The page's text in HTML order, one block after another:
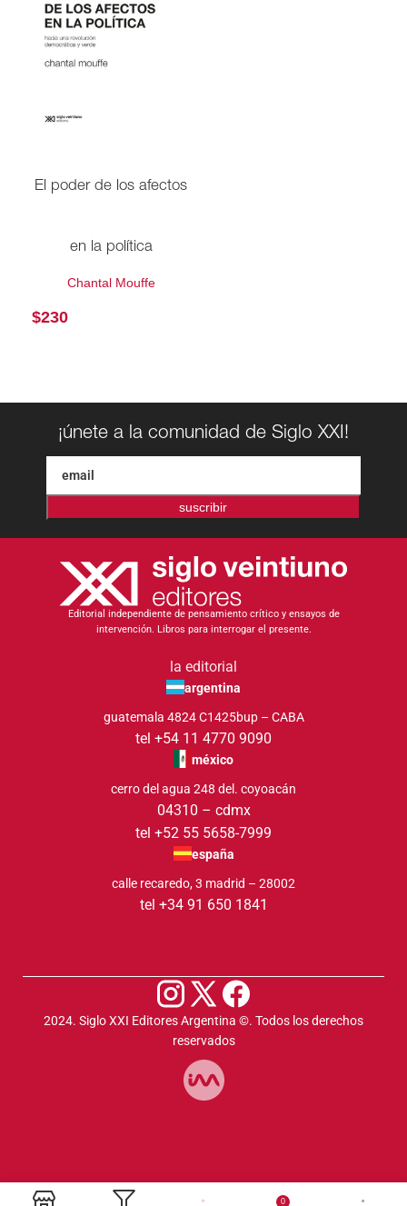
El poder de los afectos
en la política
Chantal Mouffe
$230
¡únete a la comunidad de Siglo XXI!
suscribir
Editorial independiente de pensamiento crítico y ensayos de
intervención. Libros para interrogar el presente.
la editorial
argentina
guatemala 4824 C1425bup – CABA
tel +54 11 4770 9090
méxico
cerro del agua 248 del. coyoacán
04310 – cdmx
tel +52 55 5658-7999
españa
calle recaredo, 3 madrid – 28002
tel +34 91 650 1841
2024. Siglo XXI Editores Argentina ©️. Todos los derechos
reservados
0